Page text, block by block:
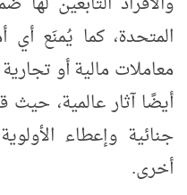
المتحدة، كما يُمنَع
معاملات مالية أو
أيضًا آثار عالمية،
جنائية وإعطاء
أخرى.